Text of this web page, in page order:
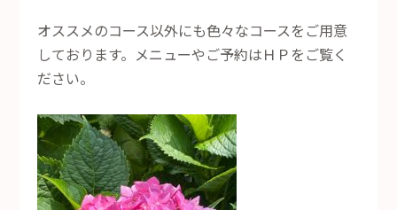
オススメのコース以外にも色々なコースをご用意
しております。メニューやご予約はＨＰをご覧く
ださい。